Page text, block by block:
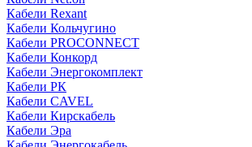
Кабели Rexant
Кабели Кольчугино
Кабели PROCONNECT
Кабели Конкорд
Кабели Энергокомплект
Кабели РК
Кабели CAVEL
Кабели Кирскабель
Кабели Эра